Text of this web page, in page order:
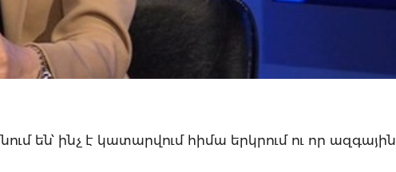
են՝ ինչ է կատարվում հիմա երկրում ու որ ազգային